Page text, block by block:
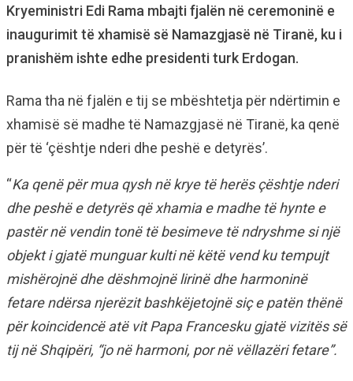
Kryeministri Edi Rama mbajti fjalën në ceremoninë e
inaugurimit të xhamisë së Namazgjasë në Tiranë, ku i
pranishëm ishte edhe presidenti turk Erdogan.
Rama tha në fjalën e tij se mbështetja për ndërtimin e
xhamisë së madhe të Namazgjasë në Tiranë, ka qenë
për të ‘çështje nderi dhe peshë e detyrës’.
“Ka qenë për mua qysh në krye të herës çështje nderi
dhe peshë e detyrës që xhamia e madhe të hynte e
pastër në vendin tonë të besimeve të ndryshme si një
objekt i gjatë munguar kulti në këtë vend ku tempujt
mishërojnë dhe dëshmojnë lirinë dhe harmoninë
fetare ndërsa njerëzit bashkëjetojnë siç e patën thënë
për koincidencë atë vit Papa Francesku gjatë vizitës së
tij në Shqipëri, “jo në harmoni, por në vëllazëri fetare”.